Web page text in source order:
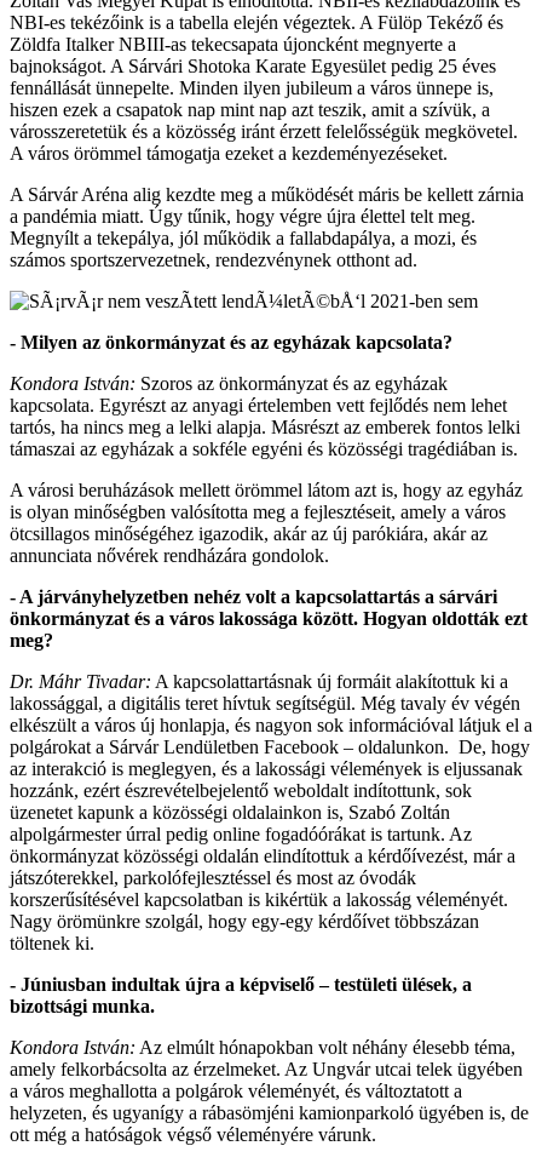
NBI-es tekézőink is a tabella elején végeztek. A Fülöp Tekéző és
Zöldfa Italker NBIII-as tekecsapata újoncként megnyerte a
bajnokságot. A Sárvári Shotoka Karate Egyesület pedig 25 éves
fennállását ünnepelte. Minden ilyen jubileum a város ünnepe is,
hiszen ezek a csapatok nap mint nap azt teszik, amit a szívük, a
városszeretetük és a közösség iránt érzett felelősségük megkövetel.
A város örömmel támogatja ezeket a kezdeményezéseket.
A Sárvár Aréna alig kezdte meg a működését máris be kellett zárnia
a pandémia miatt. Úgy tűnik, hogy végre újra élettel telt meg.
Megnyílt a tekepálya, jól működik a fallabdapálya, a mozi, és
számos sportszervezetnek, rendezvénynek otthont ad.
- Milyen az önkormányzat és az egyházak kapcsolata?
Kondora István: Szoros az önkormányzat és az egyházak
kapcsolata. Egyrészt az anyagi értelemben vett fejlődés nem lehet
tartós, ha nincs meg a lelki alapja. Másrészt az emberek fontos lelki
támaszai az egyházak a sokféle egyéni és közösségi tragédiában is.
A városi beruházások mellett örömmel látom azt is, hogy az egyház
is olyan minőségben valósította meg a fejlesztéseit, amely a város
ötcsillagos minőségéhez igazodik, akár az új parókiára, akár az
annunciata nővérek rendházára gondolok.
- A járványhelyzetben nehéz volt a kapcsolattartás a sárvári
önkormányzat és a város lakossága között. Hogyan oldották ezt
meg?
Dr. Máhr Tivadar: A kapcsolattartásnak új formáit alakítottuk ki a
lakossággal, a digitális teret hívtuk segítségül. Még tavaly év végén
elkészült a város új honlapja, és nagyon sok információval látjuk el a
polgárokat a Sárvár Lendületben Facebook – oldalunkon. De, hogy
az interakció is meglegyen, és a lakossági vélemények is eljussanak
hozzánk, ezért észrevételbejelentő weboldalt indítottunk, sok
üzenetet kapunk a közösségi oldalainkon is, Szabó Zoltán
alpolgármester úrral pedig online fogadóórákat is tartunk. Az
önkormányzat közösségi oldalán elindítottuk a kérdőívezést, már a
játszóterekkel, parkolófejlesztéssel és most az óvodák
korszerűsítésével kapcsolatban is kikértük a lakosság véleményét.
Nagy örömünkre szolgál, hogy egy-egy kérdőívet többszázan
töltenek ki.
- Júniusban indultak újra a képviselő – testületi ülések, a
bizottsági munka.
Kondora István: Az elmúlt hónapokban volt néhány élesebb téma,
amely felkorbácsolta az érzelmeket. Az Ungvár utcai telek ügyében
a város meghallotta a polgárok véleményét, és változtatott a
helyzeten, és ugyanígy a rábasömjéni kamionparkoló ügyében is, de
ott még a hatóságok végső véleményére várunk.